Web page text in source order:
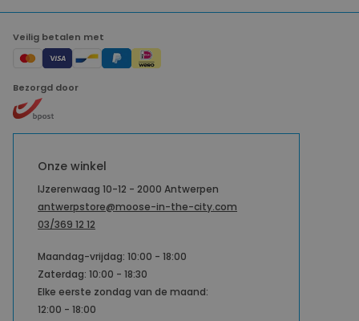
Veilig betalen met
Bezorgd door
Onze winkel
IJzerenwaag 10-12 - 2000 Antwerpen
antwerpstore@moose-in-the-city.com
03/369 12 12
Maandag-vrijdag: 10:00 - 18:00
Zaterdag: 10:00 - 18:30
Elke eerste zondag van de maand:
12:00 - 18:00